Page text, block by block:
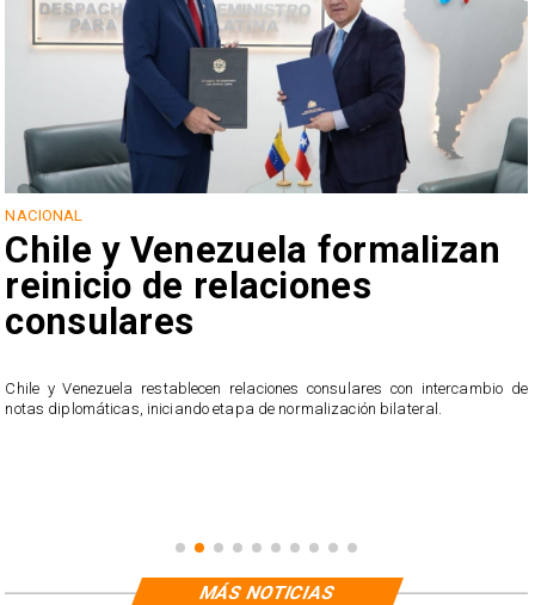
NACIONAL
Chile y Venezuela formalizan
reinicio de relaciones
consulares
Chile y Venezuela restablecen relaciones consulares con intercambio de
notas diplomáticas, iniciando etapa de normalización bilateral.
MÁS NOTICIAS